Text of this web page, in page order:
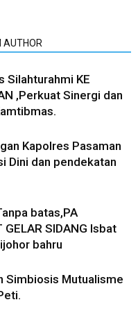
AUTHOR
Silahturahmi KE
,Perkuat Sinergi dan
Kapolres Pasaman
Dini dan pendekatan
batas,PA
GELAR SIDANG Isbat
bahru
Simbiosis Mutualisme